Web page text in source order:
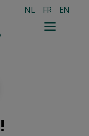
NL FR EN
!